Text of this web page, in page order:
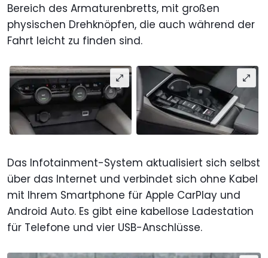
Bereich des Armaturenbretts, mit großen
physischen Drehknöpfen, die auch während der
Fahrt leicht zu finden sind.
Das Infotainment-System aktualisiert sich selbst
über das Internet und verbindet sich ohne Kabel
mit Ihrem Smartphone für Apple CarPlay und
Android Auto. Es gibt eine kabellose Ladestation
für Telefone und vier USB-Anschlüsse.